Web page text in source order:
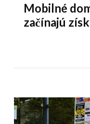
Mobilné
začínajú